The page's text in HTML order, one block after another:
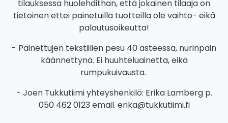
tilauksessa huolehdithan, että jokainen tilaaja on
tietoinen ettei painetuilla tuotteilla ole vaihto- eikä
palautusoikeutta!
- Painettujen tekstiilien pesu 40 asteessa, nurinpäin
käännettynä. Ei huuhteluainetta, eikä
rumpukuivausta.
- Joen Tukkutiimi yhteyshenkilö: Erika Lamberg p.
050 462 0123 email. erika@tukkutiimi.fi